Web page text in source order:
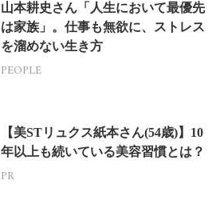
山本耕史さん「人生において最優先
は家族」。仕事も無欲に、ストレス
を溜めない生き方
PEOPLE
【美STリュクス紙本さん(54歳)】10
年以上も続いている美容習慣とは？
PR